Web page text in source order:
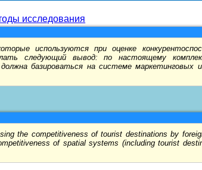
исследования
используются при оценке
следующий вывод: по настоящему
базироваться на системе маркетинговых
the competitiveness of tourist destinations by
of spatial systems (including tourist